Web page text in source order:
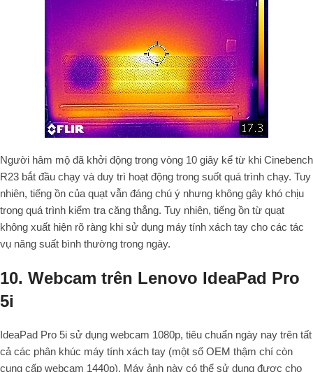
Người hâm mộ đã khởi động trong vòng 10 giây kể từ khi Cinebench
R23 bắt đầu chạy và duy trì hoạt động trong suốt quá trình chạy. Tuy
nhiên, tiếng ồn của quạt vẫn đáng chú ý nhưng không gây khó chịu
trong quá trình kiểm tra căng thẳng. Tuy nhiên, tiếng ồn từ quạt
không xuất hiện rõ ràng khi sử dụng máy tính xách tay cho các tác
vụ năng suất bình thường trong ngày.
10. Webcam trên Lenovo IdeaPad Pro
5i
IdeaPad Pro 5i sử dụng webcam 1080p, tiêu chuẩn ngày nay trên tất
cả các phân khúc máy tính xách tay (một số OEM thậm chí còn
cung cấp webcam 1440p). Máy ảnh này có thể sử dụng được cho